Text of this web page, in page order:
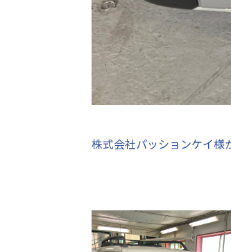
株式会社パッションケイ様